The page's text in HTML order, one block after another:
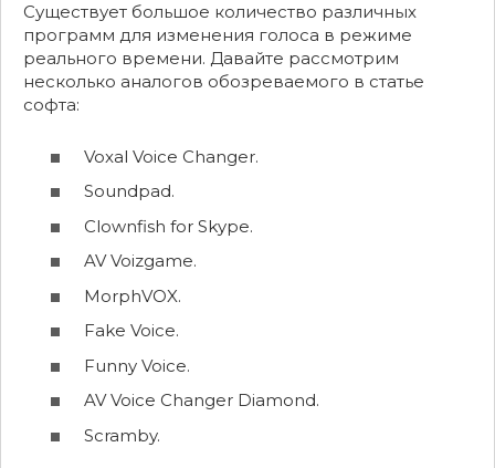
Существует большое количество различных
программ для изменения голоса в режиме
реального времени. Давайте рассмотрим
несколько аналогов обозреваемого в статье
софта:
Voxal Voice Changer.
Soundpad.
Clownfish for Skype.
AV Voizgame.
MorphVOX.
Fake Voice.
Funny Voice.
AV Voice Changer Diamond.
Scramby.